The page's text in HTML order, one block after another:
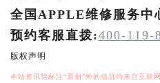
全国APPLE维修服务中
预约客服直拨:400-119-
版权声明
本站资讯除标注“原创”外的信息均来自互联